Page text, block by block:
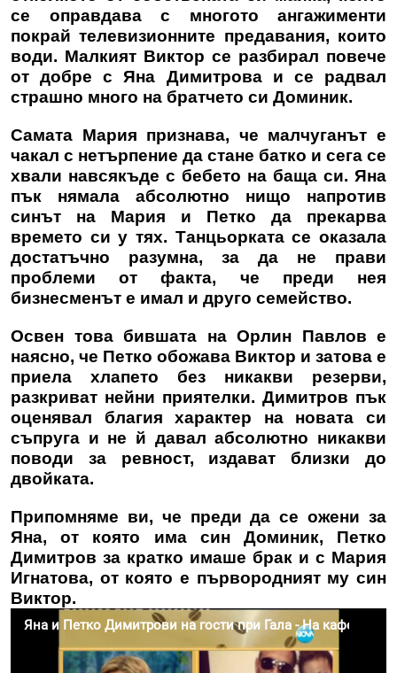
се оправдава с многото ангажименти
покрай телевизионните предавания, които
води. Малкият Виктор се разбирал повече
от добре с Яна Димитрова и се радвал
страшно много на братчето си Доминик.
Самата Мария признава, че малчуганът е
чакал с нетърпение да стане батко и сега се
хвали навсякъде с бебето на баща си. Яна
пък нямала абсолютно нищо напротив
синът на Мария и Петко да прекарва
времето си у тях. Танцьорката се оказала
достатъчно разумна, за да не прави
проблеми от факта, че преди нея
бизнесменът е имал и друго семейство.
Освен това бившата на Орлин Павлов е
наясно, че Петко обожава Виктор и затова е
приела хлапето без никакви резерви,
разкриват нейни приятелки. Димитров пък
оценявал благия характер на новата си
съпруга и не й давал абсолютно никакви
поводи за ревност, издават близки до
двойката.
Припомняме ви, че преди да се ожени за
Яна, от която има син Доминик, Петко
Димитров за кратко имаше брак и с Мария
Игнатова, от която е първородният му син
Виктор.